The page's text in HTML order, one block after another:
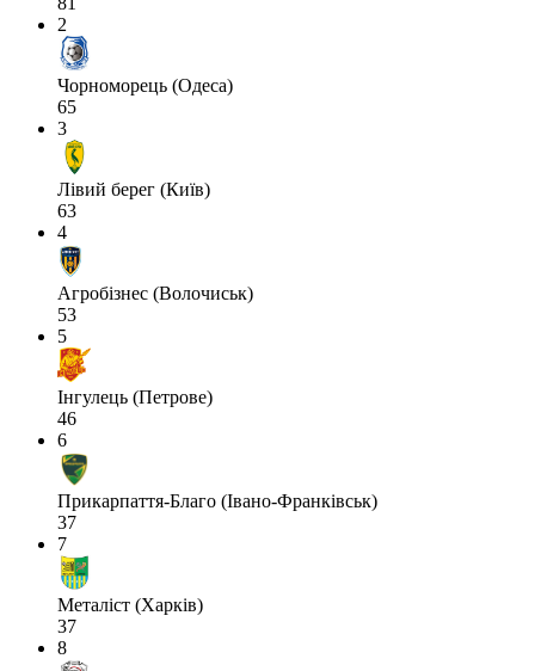
2
Чорноморець (Одеса)
65
3
Лівий берег (Київ)
63
4
Агробізнес (Волочиськ)
53
5
Інгулець (Петрове)
46
6
Прикарпаття-Благо (Івано-Франківськ)
37
7
Металіст (Харків)
37
8